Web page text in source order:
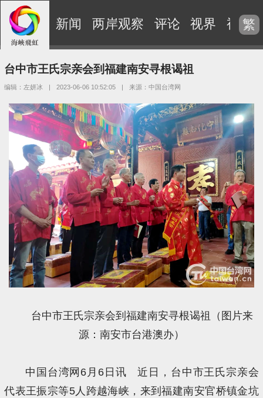
新闻 两岸观察 评论 视界 视频
繁
台中市王氏宗亲会到福建南安寻根谒祖
编辑：左妍冰 | 2023-06-06 10:52:05 | 来源：中国台湾网
台中市王氏宗亲会到福建南安寻根谒祖（图片来
源：南安市台港澳办）
中国台湾网6月6日讯 近日，台中市王氏宗亲会
代表王振宗等5人跨越海峡，来到福建南安官桥镇金坑